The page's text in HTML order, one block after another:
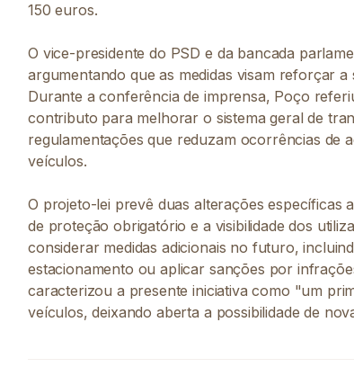
150 euros.
O vice-presidente do PSD e da bancada
argumentando que as medidas visam reforçar a
Durante a conferência de imprensa, Poço
contributo para melhorar o sistema geral de
regulamentações que reduzam ocorrências de
veículos.
O projeto-lei prevê duas alterações específicas
de proteção obrigatório e a visibilidade dos
considerar medidas adicionais no futuro,
estacionamento ou aplicar sanções por
caracterizou a presente iniciativa como "um
veículos, deixando aberta a possibilidade de